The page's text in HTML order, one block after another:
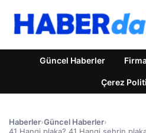
Güncel Haberler
Çerez
Haberler›Güncel Haberler›